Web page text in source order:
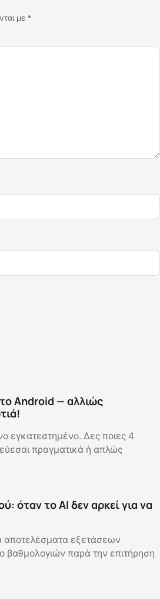
με *
Android — αλλιώς
εγκατεστημένο. Δες ποιες 4
πραγματικά ή απλώς
όταν το AI δεν αρκεί για να
εξετάσεων
βαθμολογιών παρά την επιτήρηση